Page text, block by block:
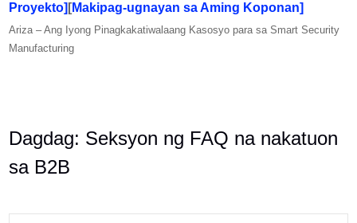
Proyekto] [Makipag-ugnayan sa Aming Koponan]
Ariza – Ang Iyong Pinagkakatiwalaang Kasosyo para sa Smart Security
Manufacturing
Dagdag: Seksyon ng FAQ na nakatuon
sa B2B